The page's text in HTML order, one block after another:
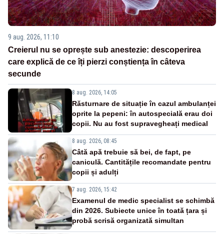
9 aug. 2026, 11:10
Creierul nu se oprește sub anestezie: descoperirea
care explică de ce îți pierzi conștiența în câteva
secunde
8 aug. 2026, 14:05
Răsturnare de situație în cazul ambulanței
oprite la pepeni: în autospecială erau doi
copii. Nu au fost supravegheați medical
8 aug. 2026, 08:45
Câtă apă trebuie să bei, de fapt, pe
caniculă. Cantitățile recomandate pentru
copii și adulți
7 aug. 2026, 15:42
Examenul de medic specialist se schimbă
din 2026. Subiecte unice în toată țara și
probă scrisă organizată simultan